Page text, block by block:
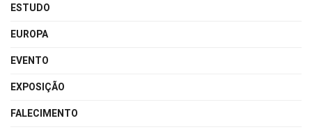
ESTUDO
EUROPA
EVENTO
EXPOSIÇÃO
FALECIMENTO